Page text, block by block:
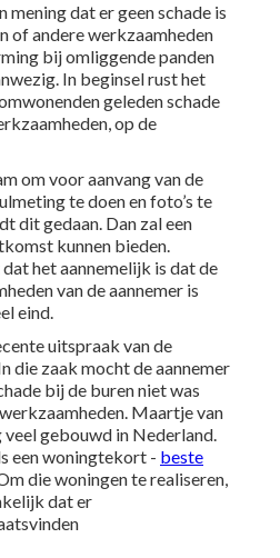
mening dat er geen schade is
of andere werkzaamheden
bij omliggende panden
In beginsel rust het
geleden schade
op de
om voor aanvang van de
te doen en foto’s te
dit gedaan. Dan zal een
kunnen bieden.
het aannemelijk is dat de
van de aannemer is
eind.
uitspraak van de
die zaak mocht de aannemer
bij de buren niet was
Maartje van
gebouwd in Nederland.
een woningtekort - beste
die woningen te realiseren,
dat er